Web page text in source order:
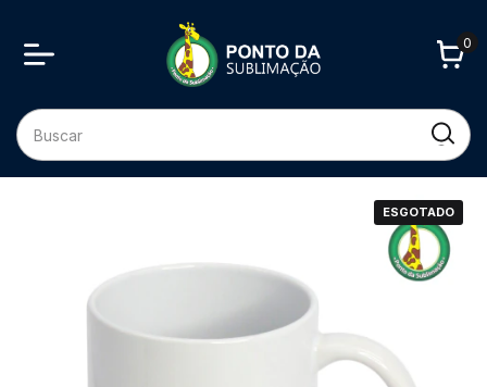
0
ESGOTADO